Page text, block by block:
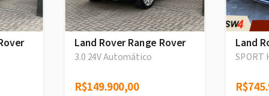
Land Rover Range Rover
3.0 24V Automático
R$149.900,00
R$149.900,00
Land
SPORT